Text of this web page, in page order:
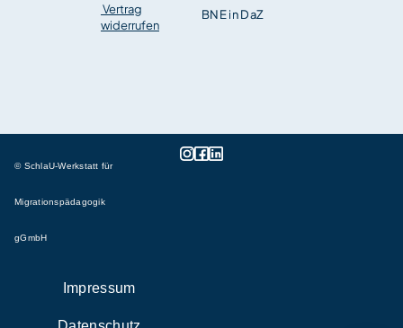
BNE in DaZ
Vertrag
widerrufen
© SchlaU-Werkstatt für
Migrationspädagogik
gGmbH
Impressum